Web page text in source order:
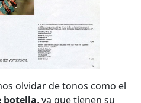
olvidar de tonos como el
botella, ya que tienen su